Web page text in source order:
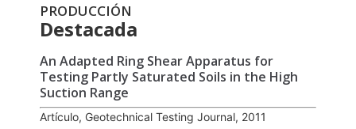
PRODUCCIÓN
Destacada
An Adapted Ring Shear Apparatus for
Testing Partly Saturated Soils in the High
Suction Range
Artículo, Geotechnical Testing Journal, 2011